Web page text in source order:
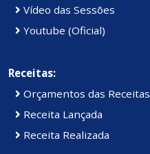
Vídeo das Sessões
Youtube (Oficial)
Receitas:
Orçamentos das Receitas
Receita Lançada
Receita Realizada